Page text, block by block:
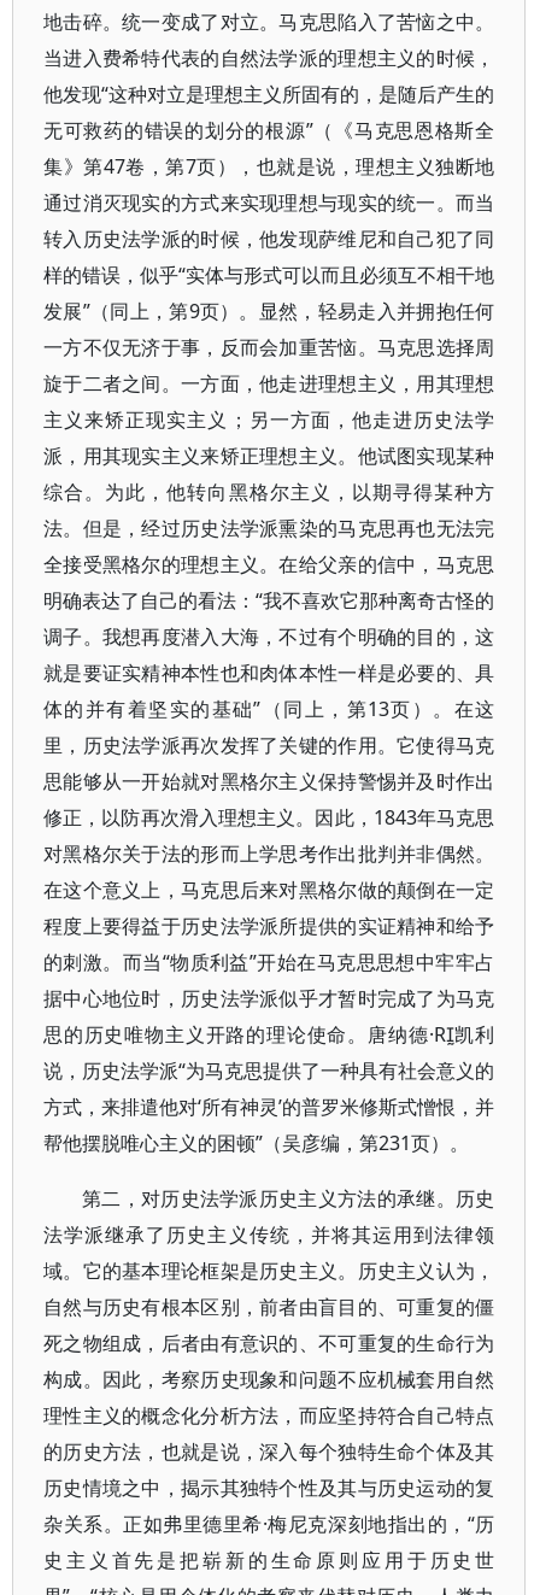
地击碎。统一变成了对立。马克思陷入了苦恼之中。
当进入费希特代表的自然法学派的理想主义的时候，
他发现“这种对立是理想主义所固有的，是随后产生的
无可救药的错误的划分的根源”（《马克思恩格斯全
集》第47卷，第7页），也就是说，理想主义独断地
通过消灭现实的方式来实现理想与现实的统一。而当
转入历史法学派的时候，他发现萨维尼和自己犯了同
样的错误，似乎“实体与形式可以而且必须互不相干地
发展”（同上，第9页）。显然，轻易走入并拥抱任何
一方不仅无济于事，反而会加重苦恼。马克思选择周
旋于二者之间。一方面，他走进理想主义，用其理想
主义来矫正现实主义；另一方面，他走进历史法学
派，用其现实主义来矫正理想主义。他试图实现某种
综合。为此，他转向黑格尔主义，以期寻得某种方
法。但是，经过历史法学派熏染的马克思再也无法完
全接受黑格尔的理想主义。在给父亲的信中，马克思
明确表达了自己的看法：“我不喜欢它那种离奇古怪的
调子。我想再度潜入大海，不过有个明确的目的，这
就是要证实精神本性也和肉体本性一样是必要的、具
体的并有着坚实的基础”（同上，第13页）。在这
里，历史法学派再次发挥了关键的作用。它使得马克
思能够从一开始就对黑格尔主义保持警惕并及时作出
修正，以防再次滑入理想主义。因此，1843年马克思
对黑格尔关于法的形而上学思考作出批判并非偶然。
在这个意义上，马克思后来对黑格尔做的颠倒在一定
程度上要得益于历史法学派所提供的实证精神和给予
的刺激。而当“物质利益”开始在马克思思想中牢牢占
据中心地位时，历史法学派似乎才暂时完成了为马克
思的历史唯物主义开路的理论使命。唐纳德·R凯利
说，历史法学派“为马克思提供了一种具有社会意义的
方式，来排遣他对‘所有神灵’的普罗米修斯式憎恨，并
帮他摆脱唯心主义的困顿”（吴彦编，第231页）。
第二，对历史法学派历史主义方法的承继。历史
法学派继承了历史主义传统，并将其运用到法律领
域。它的基本理论框架是历史主义。历史主义认为，
自然与历史有根本区别，前者由盲目的、可重复的僵
死之物组成，后者由有意识的、不可重复的生命行为
构成。因此，考察历史现象和问题不应机械套用自然
理性主义的概念化分析方法，而应坚持符合自己特点
的历史方法，也就是说，深入每个独特生命个体及其
历史情境之中，揭示其独特个性及其与历史运动的复
杂关系。正如弗里德里希·梅尼克深刻地指出的，“历
史主义首先是把崭新的生命原则应用于历史世